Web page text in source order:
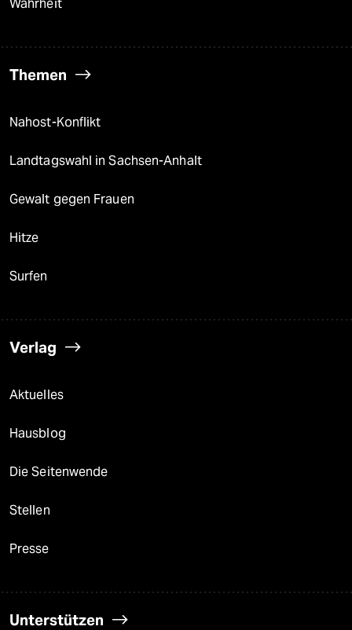
Wahrheit
Themen
Nahost-Konflikt
Landtagswahl in Sachsen-Anhalt
Gewalt gegen Frauen
Hitze
Surfen
Verlag
Aktuelles
Hausblog
Die Seitenwende
Stellen
Presse
Unterstützen